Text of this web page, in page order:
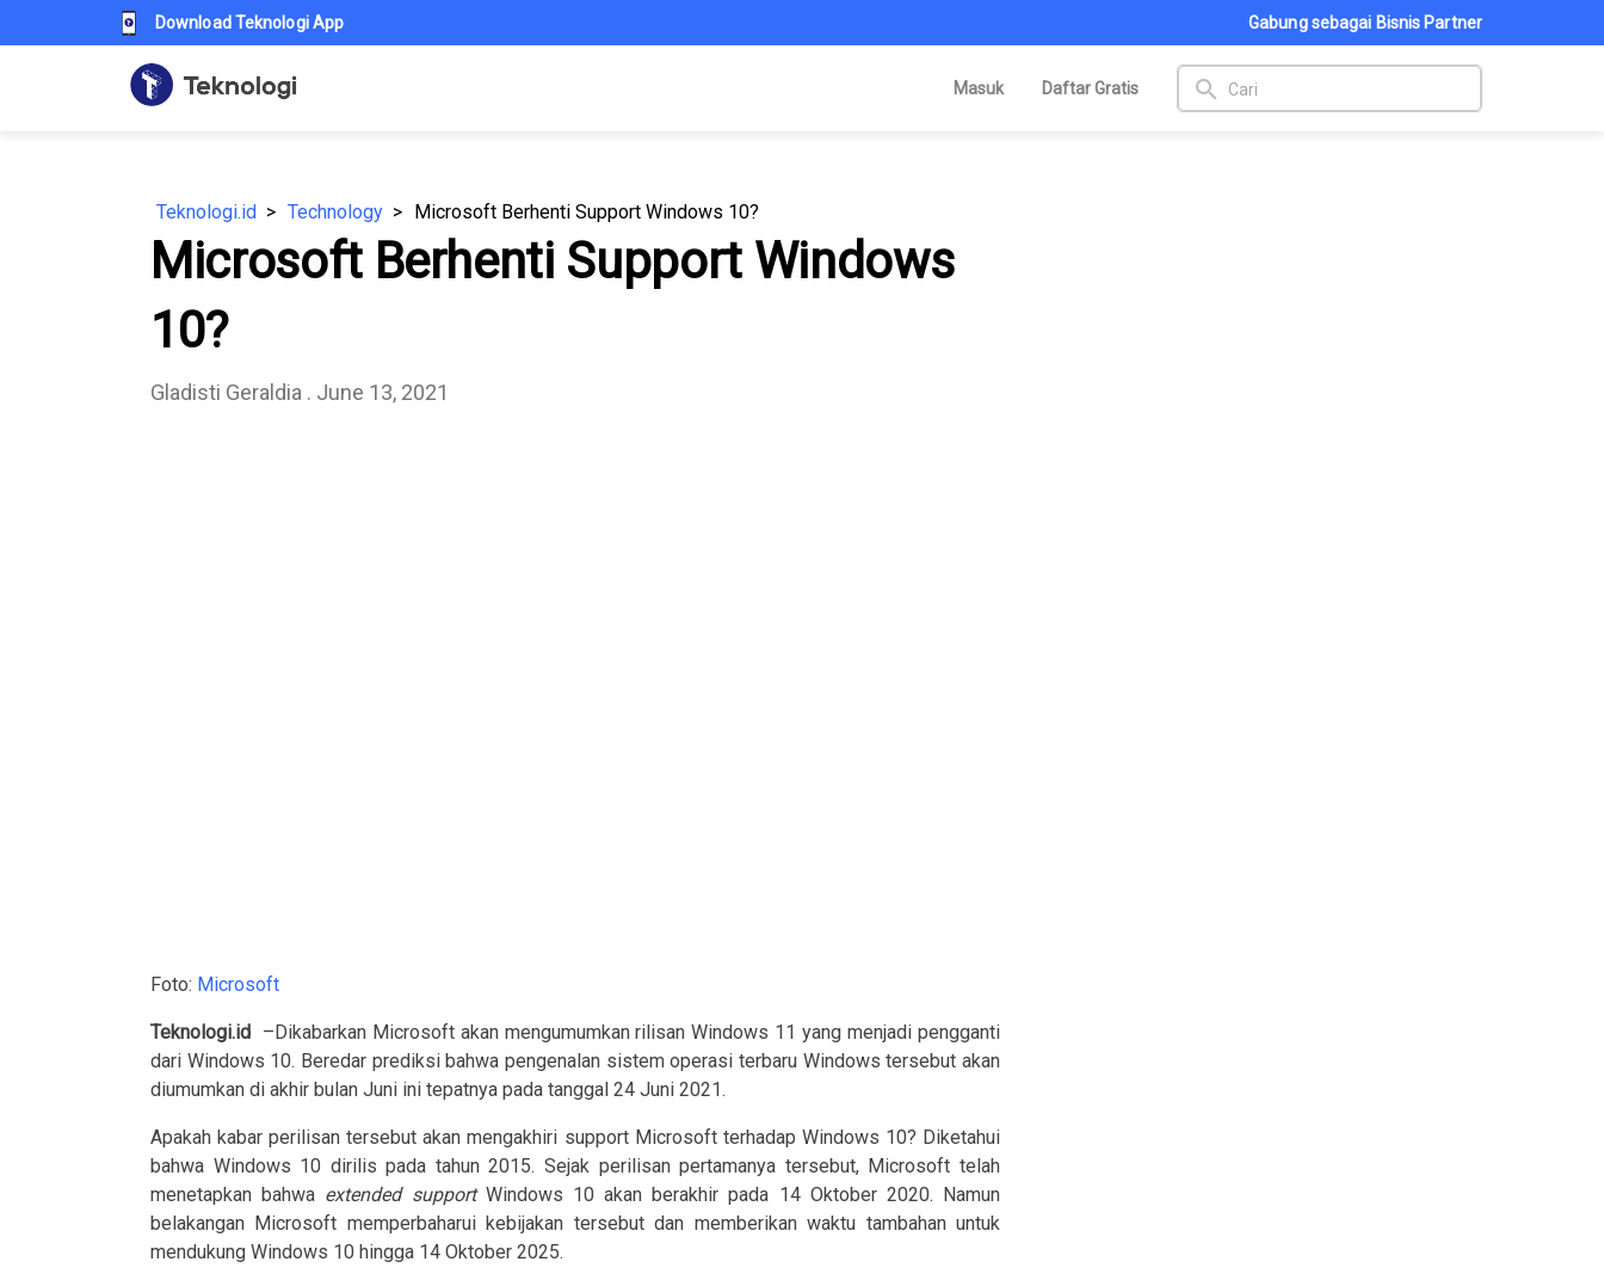
Download Teknologi App Gabung sebagai Bisnis Partner
Masuk Daftar Gratis search
Teknologi.id Technology Microsoft Berhenti Support Windows 10?
Microsoft Berhenti Support Windows
10?
Gladisti Geraldia . June 13, 2021
Foto: Microsoft
Teknologi.id –Dikabarkan Microsoft akan mengumumkan rilisan Windows 11 yang menjadi pengganti
dari Windows 10. Beredar prediksi bahwa pengenalan sistem operasi terbaru Windows tersebut akan
diumumkan di akhir bulan Juni ini tepatnya pada tanggal 24 Juni 2021.
Apakah kabar perilisan tersebut akan mengakhiri support Microsoft terhadap Windows 10? Diketahui
bahwa Windows 10 dirilis pada tahun 2015. Sejak perilisan pertamanya tersebut, Microsoft telah
menetapkan bahwa extended support Windows 10 akan berakhir pada 14 Oktober 2020. Namun
belakangan Microsoft memperbaharui kebijakan tersebut dan memberikan waktu tambahan untuk
mendukung Windows 10 hingga 14 Oktober 2025.